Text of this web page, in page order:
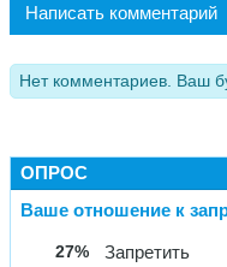
Написать комментарий
Нет комментариев. Ваш
ОПРОС
Ваше отношение к
27% Запретить